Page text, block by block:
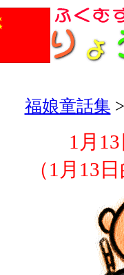
福娘童話集
1月
（1月13